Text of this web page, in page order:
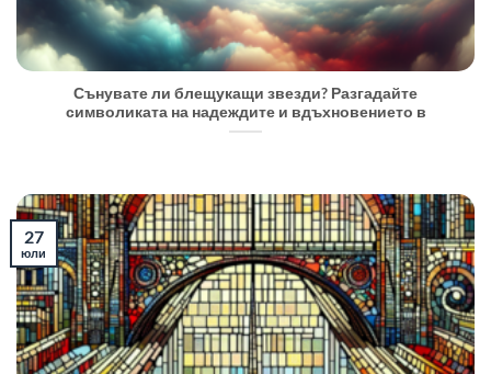
Сънувате ли блещукащи звезди? Разгадайте
символиката на надеждите и вдъхновението в
27
юли